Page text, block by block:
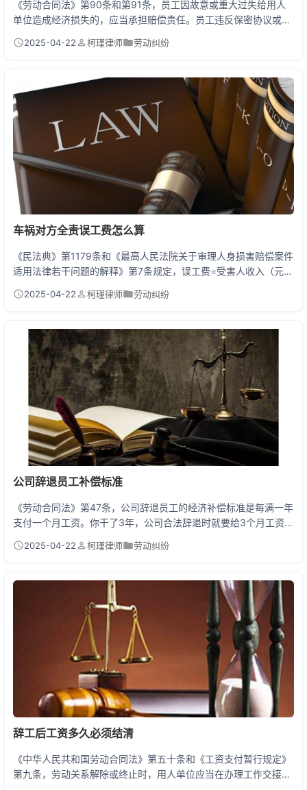
《劳动合同法》第90条和第91条，员工因故意或重大过失给用人
单位造成经济损失的，应当承担赔偿责任。员工违反保密协议或竞
必须能提供完整的证据链，证明损失金额与员工行为的因果关系，
的朋友，核心运营带着整个客户名单跳槽到竞对，公司三个月业绩
直接腰斩。后来虽然官司打赢了，但判赔金额还不到实...
2025-04-22 柯瑾律师 劳动纠纷
车祸对方全责误工费怎么算
《民法典》第1179条和《最高人民法院关于审理人身损害赔偿案件
适用法律若干问题的解释》第7条规定，误工费=受害人收入（元/
定收入的参照近三年平均收入或相同行业标准。误工时间以医疗机
资损失必须这样算 小明上个月被外卖小哥撞骨折住院15天，医生
开了3个月病假单。作为程序员，他月薪1.8...
2025-04-22 柯瑾律师 劳动纠纷
公司辞退员工补偿标准
《劳动合同法》第47条，公司辞退员工的经济补偿标准是每满一年
支付一个月工资。你干了3年，公司合法辞退时就要给3个月工资的
这里说的合法辞退是指公司有正当理由（员工严重违纪、公司经营
接翻倍，也就是我们常说的2N赔偿金。 被辞退能拿多少钱？手把
手教你算账 先掏出计算器！小王月薪8000元，...
2025-04-22 柯瑾律师 劳动纠纷
辞工后工资多久必须结清
《中华人民共和国劳动合同法》第五十条和《工资支付暂行规定》
第九条，劳动关系解除或终止时，用人单位应当在办理工作交接时